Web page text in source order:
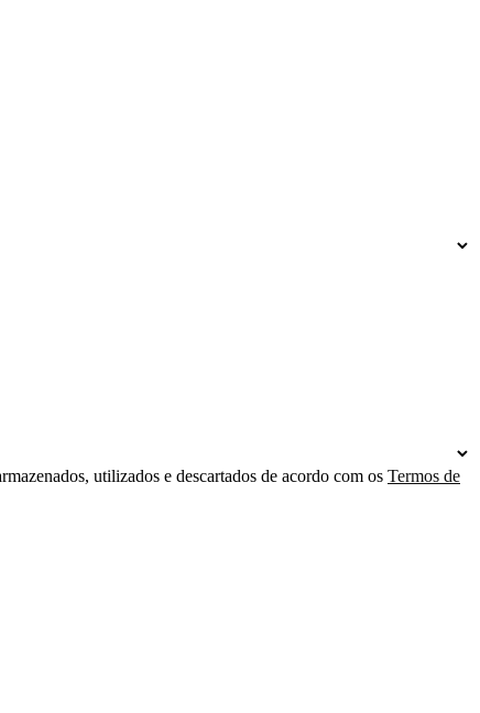
utilizados e descartados de acordo com os Termos de